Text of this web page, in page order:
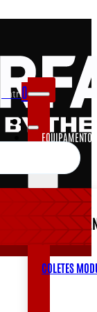
Entrar
0
EQUIPAMENTOS
COLETES